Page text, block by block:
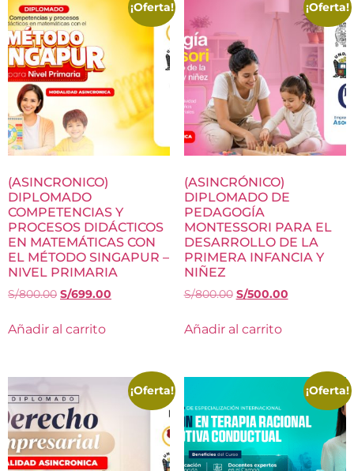
¡Oferta!
(ASINCRONICO)
DIPLOMADO
COMPETENCIAS Y
PROCESOS DIDÁCTICOS
EN MATEMÁTICAS CON
EL MÉTODO SINGAPUR –
NIVEL PRIMARIA
S/800.00 S/699.00
Añadir al carrito
¡Oferta!
(ASINCRÓNICO)
DIPLOMADO DE
PEDAGOGÍA
MONTESSORI PARA EL
DESARROLLO DE LA
PRIMERA INFANCIA Y
NIÑEZ
S/800.00 S/500.00
Añadir al carrito
¡Oferta! ¡Oferta!